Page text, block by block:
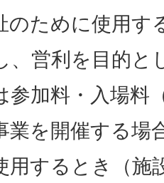
のために使用す
、営利を目的と
参加料・入場料
業を開催する場
用するとき（施